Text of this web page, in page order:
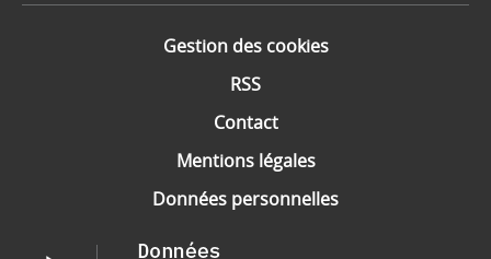
Gestion des cookies
RSS
Contact
Mentions légales
Données personnelles